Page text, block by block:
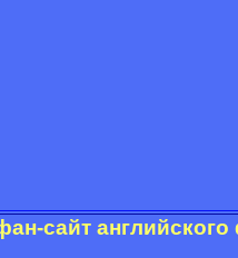
сайт английского